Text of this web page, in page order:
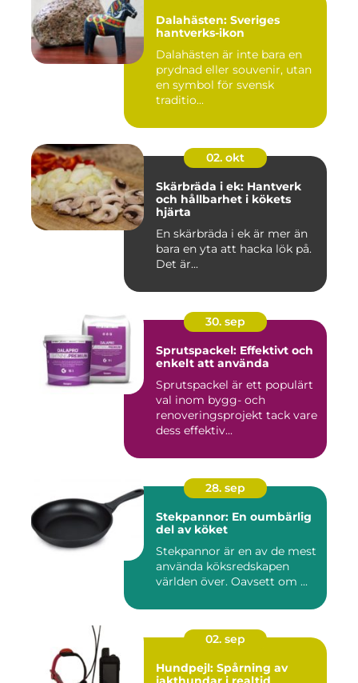
Dalahästen: Sveriges
hantverks-ikon
Dalahästen är inte bara en
prydnad eller souvenir, utan
en symbol för svensk
traditio...
02. okt
Skärbräda i ek: Hantverk
och hållbarhet i kökets
hjärta
En skärbräda i ek är mer än
bara en yta att hacka lök på.
Det är...
30. sep
Sprutspackel: Effektivt och
enkelt att använda
Sprutspackel är ett populärt
val inom bygg- och
renoveringsprojekt tack vare
dess effektiv...
28. sep
Stekpannor: En oumbärlig
del av köket
Stekpannor är en av de mest
använda köksredskapen
världen över. Oavsett om ...
02. sep
Hundpejl: Spårning av